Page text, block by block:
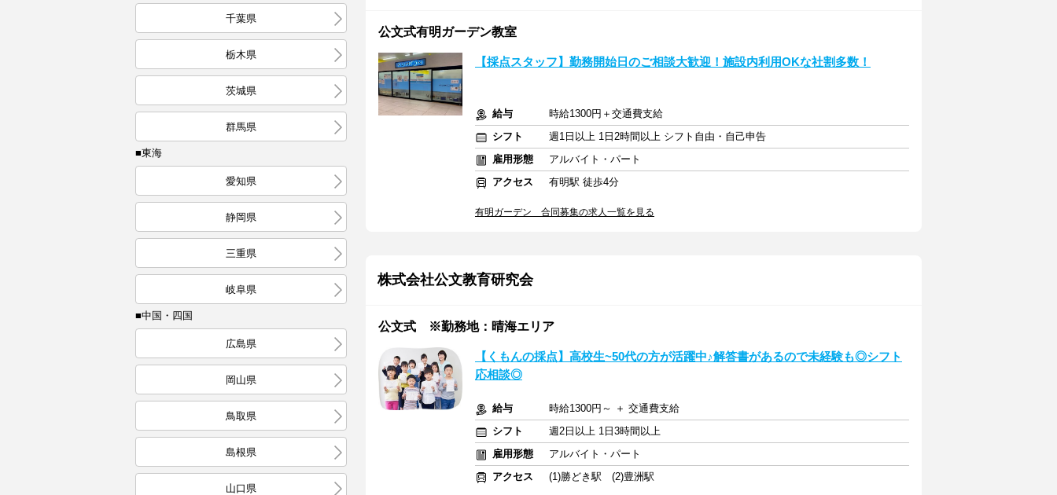
千葉県
栃木県
茨城県
群馬県
■東海
愛知県
静岡県
三重県
岐阜県
■中国・四国
広島県
岡山県
鳥取県
島根県
山口県
公文式有明ガーデン教室
【採点スタッフ】勤務開始日のご相談大歓迎！施設内利用OKな社割多数！
給与
時給1300円＋交通費支給
シフト
週1日以上 1日2時間以上 シフト自由・自己申告
雇用形態
アルバイト・パート
アクセス
有明駅 徒歩4分
有明ガーデン 合同募集の求人一覧を見る
株式会社公文教育研究会
公文式 ※勤務地：晴海エリア
【くもんの採点】高校生~50代の方が活躍中♪解答書があるので未経験も◎シフト
応相談◎
給与
時給1300円～ ＋ 交通費支給
シフト
週2日以上 1日3時間以上
雇用形態
アルバイト・パート
アクセス
(1)勝どき駅 (2)豊洲駅